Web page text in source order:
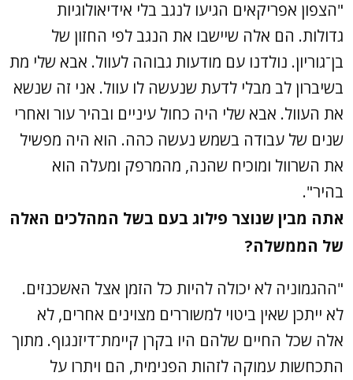
"הצפון אפריקאים הגיעו לנגב בלי אידיאולוגיות
גדולות. הם אלה שיישבו את הנגב לפי החזון של
בן־גוריון. נולדנו עם מודעות גבוהה לעוול. אבא שלי מת
בשיברון לב מבלי לדעת שנעשה לו עוול. אני זה שנשא
את העוול. אבא שלי היה כחול עיניים ובהיר עור ואחרי
שנים של עבודה בשמש נעשה כהה. הוא היה מפשיל
את השרוול ומוכיח שהנה, מהמרפק ומעלה הוא
בהיר".
אתה מבין שנוצר פילוג בעם בשל המהלכים האלה
של הממשלה?
"ההגמוניה לא יכולה להיות כל הזמן אצל האשכנזים.
לא ייתכן שאין ביטוי למשוררים מצוינים אחרים, לא
אלה שכל החיים שלהם היו בקרן קיימת־דיזנגוף. מתוך
התכחשות עמוקה לזהות הפנימית, הם ויתרו על